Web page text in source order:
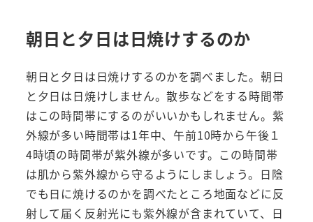
朝日と夕日は日焼けするのか
朝日と夕日は日焼けするのかを調べました。朝日
と夕日は日焼けしません。散歩などをする時間帯
はこの時間帯にするのがいいかもしれません。紫
外線が多い時間帯は1年中、午前10時から午後１
4時頃の時間帯が紫外線が多いです。この時間帯
は肌から紫外線から守るようにしましょう。日陰
でも日に焼けるのかを調べたところ地面などに反
射して届く反射光にも紫外線が含まれていて、日